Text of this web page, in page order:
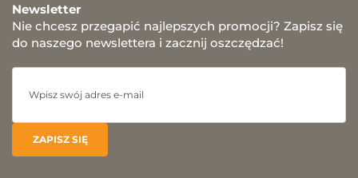
Newsletter
Nie chcesz przegapić najlepszych promocji? Zapisz się
do naszego newslettera i zacznij oszczędzać!